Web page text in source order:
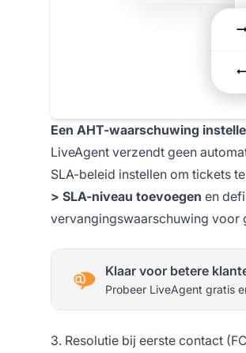
Een AHT-waarschuwing
LiveAgent verzendt geen
SLA-beleid instellen om tickets
> SLA-niveau toevoegen en
vervangingswaarschuwing voor
Klaar voor betere
Probeer LiveAgent gratis
3. Resolutie bij eerste contact